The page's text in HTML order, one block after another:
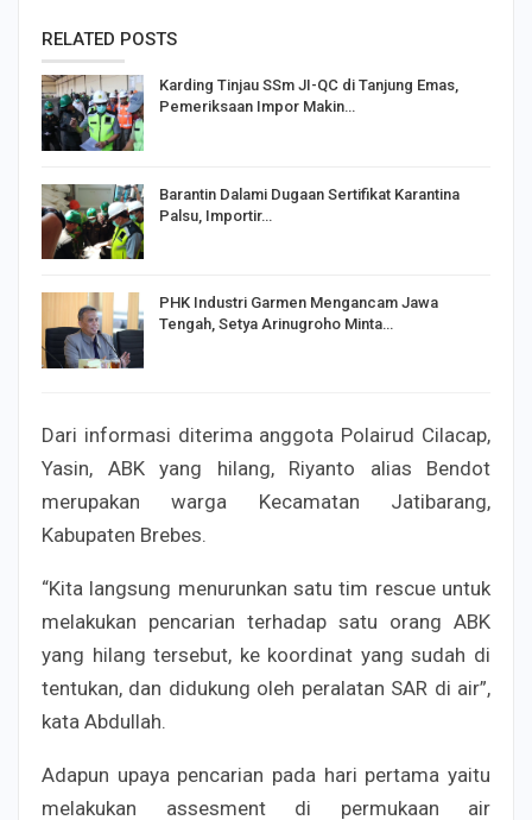
RELATED POSTS
Karding Tinjau SSm JI-QC di Tanjung Emas,
Pemeriksaan Impor Makin…
Barantin Dalami Dugaan Sertifikat Karantina
Palsu, Importir…
PHK Industri Garmen Mengancam Jawa
Tengah, Setya Arinugroho Minta…
Dari informasi diterima anggota Polairud Cilacap,
Yasin, ABK yang hilang, Riyanto alias Bendot
merupakan warga Kecamatan Jatibarang,
Kabupaten Brebes.
“Kita langsung menurunkan satu tim rescue untuk
melakukan pencarian terhadap satu orang ABK
yang hilang tersebut, ke koordinat yang sudah di
tentukan, dan didukung oleh peralatan SAR di air”,
kata Abdullah.
Adapun upaya pencarian pada hari pertama yaitu
melakukan assesment di permukaan air